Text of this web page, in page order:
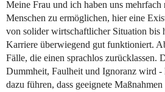
Meine Frau und ich haben uns mehrfach
Menschen zu ermöglichen, hier eine
von solider wirtschaftlicher Situation bis
Karriere überwiegend gut funktioniert.
Fälle, die einen sprachlos zurücklassen.
Dummheit, Faulheit und Ignoranz wird
dazu führen, dass geeignete